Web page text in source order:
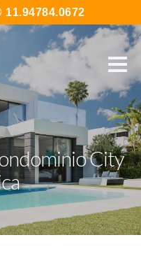
11.94784.0672
City